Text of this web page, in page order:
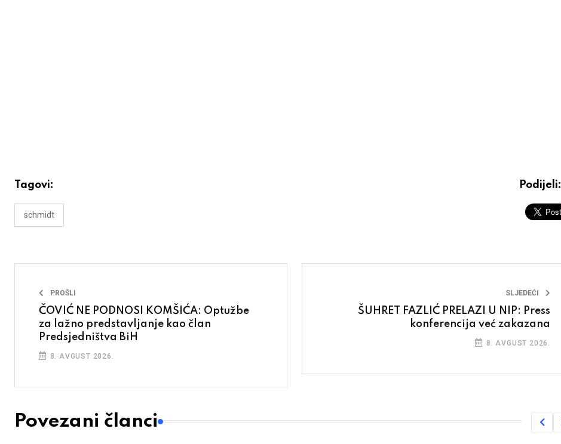
Tagovi:
schmidt
Podijeli:
PROŠLI
ČOVIĆ NE PODNOSI KOMŠIĆA: Optužbe
za lažno predstavljanje kao član
Predsjedništva BiH
8. AVGUST 2026.
SLJEDEĆI
ŠUHRET FAZLIĆ PRELAZI U NIP: Press
konferencija već zakazana
8. AVGUST 2026.
Povezani članci